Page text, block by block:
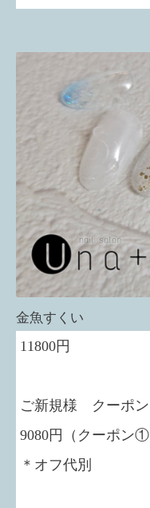
金魚すくい
11800円
ご新規様 クーポ
9080円（クーポン①
＊オフ代別